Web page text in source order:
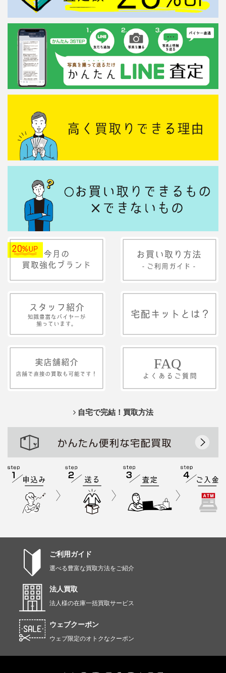
自宅で完結！買取方法
ご利用ガイド
選べる豊富な買取方法をご紹介
法人買取
法人様の在庫一括買取サービス
ウェブクーポン
ウェブ限定のオトクなクーポン